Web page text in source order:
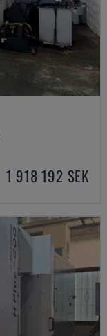
1 918 192 SEK